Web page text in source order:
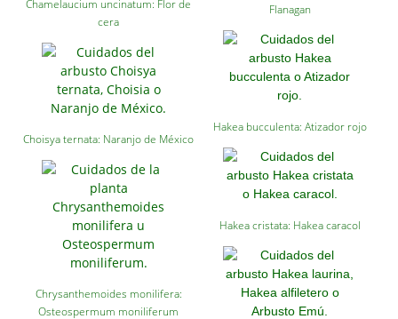
Chamelaucium uncinatum: Flor de
cera
Choisya ternata: Naranjo de México
Chrysanthemoides monilifera:
Osteospermum moniliferum
Flanagan
Hakea bucculenta: Atizador rojo
Hakea cristata: Hakea caracol